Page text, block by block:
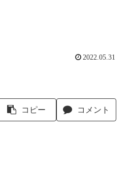
2022.05.31
コピー コメント